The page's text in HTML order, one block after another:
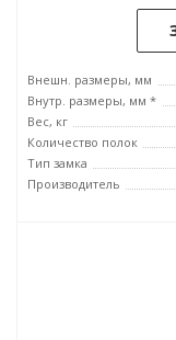
Внешн. размеры, мм
Внутр. размеры, мм *
Вес, кг
Количество полок
Тип замка
Производитель